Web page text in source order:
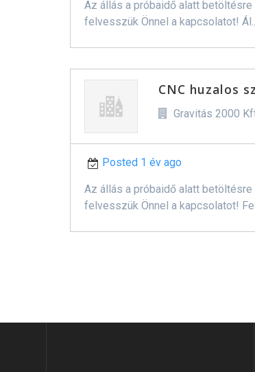
Az állás a próbaidő alatt
felvesszük Önnel a kapcsolatot!
CNC huzalos
Gravitás 2000
Posted 1 év ago
Az állás a próbaidő alatt
felvesszük Önnel a kapcsolatot!